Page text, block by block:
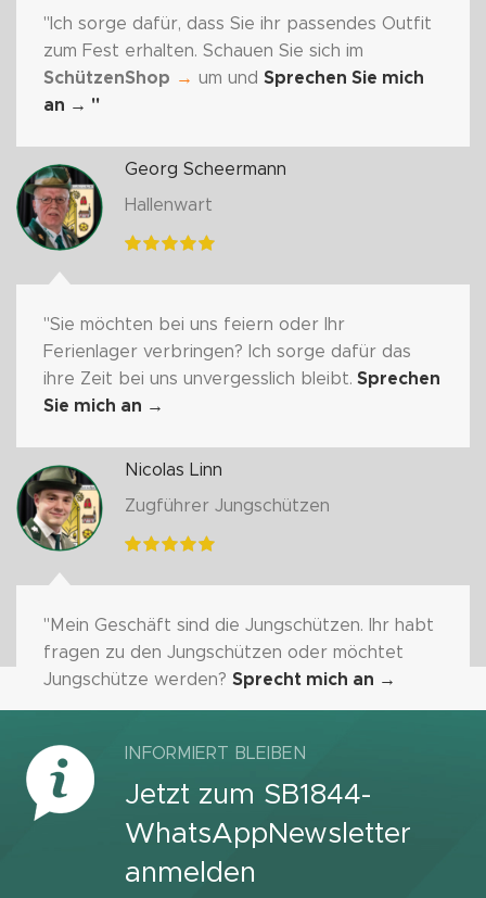
"Ich sorge dafür, dass Sie ihr passendes Outfit
zum Fest erhalten. Schauen Sie sich im
SchützenShop → um und Sprechen Sie mich
an → "
Georg Scheermann
Hallenwart
"Sie möchten bei uns feiern oder Ihr
Ferienlager verbringen? Ich sorge dafür das
ihre Zeit bei uns unvergesslich bleibt. Sprechen
Sie mich an →
Nicolas Linn
Zugführer Jungschützen
"Mein Geschäft sind die Jungschützen. Ihr habt
fragen zu den Jungschützen oder möchtet
Jungschütze werden? Sprecht mich an →
INFORMIERT BLEIBEN
Jetzt zum SB1844-
WhatsAppNewsletter
anmelden